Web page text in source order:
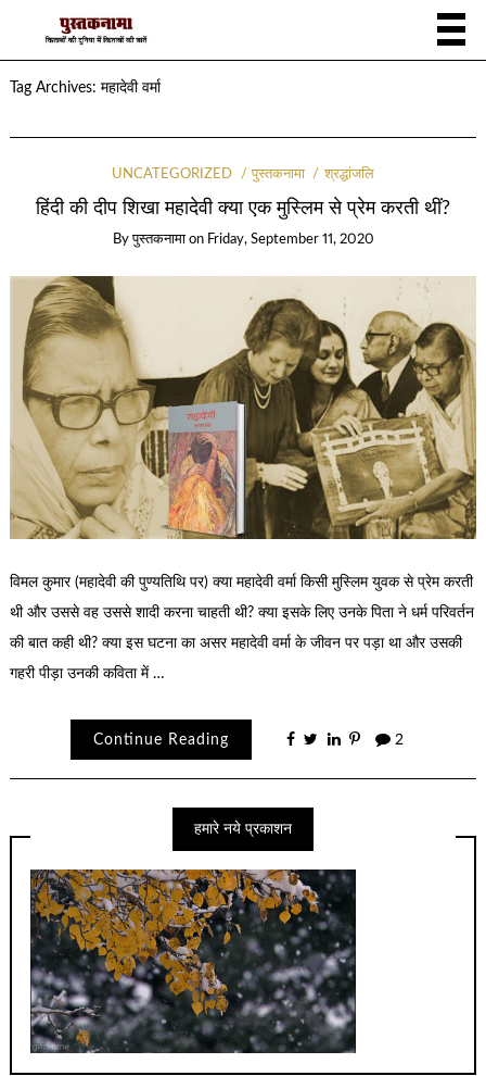
Tag Archives: महादेवी वर्मा
UNCATEGORIZED पुस्तकनामा श्रद्धांजलि
हिंदी की दीप शिखा महादेवी क्या एक मुस्लिम से प्रेम करती थीं?
Byपुस्तकनामा on Friday, September 11, 2020
विमल कुमार (महादेवी की पुण्यतिथि पर) क्या महादेवी वर्मा किसी मुस्लिम युवक से प्रेम करती
थी और उससे वह उससे शादी करना चाहती थी? क्या इसके लिए उनके पिता ने धर्म परिवर्तन
की बात कही थी? क्या इस घटना का असर महादेवी वर्मा के जीवन पर पड़ा था और उसकी
गहरी पीड़ा उनकी कविता में …
Continue Reading 2
हमारे नये प्रकाशन